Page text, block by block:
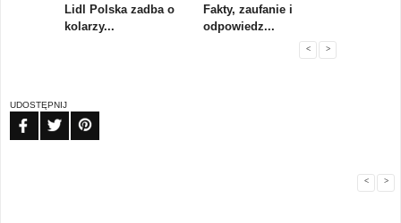
Lidl Polska zadba o
kolarzy...
Fakty, zaufanie i
odpowiedz...
< >
UDOSTĘPNIJ
< >